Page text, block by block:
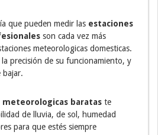
que pueden medir las estaciones
son cada vez más
meteorologicas domesticas.
precisión de su funcionamiento, y
bajar.
meteorologicas baratas te
de lluvia, de sol, humedad
para que estés siempre